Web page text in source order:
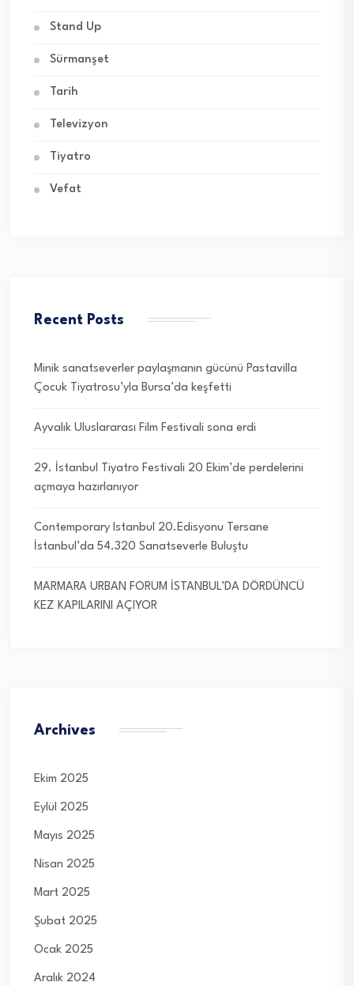
Stand Up
Sürmanşet
Tarih
Televizyon
Tiyatro
Vefat
Recent Posts
Minik sanatseverler paylaşmanın gücünü Pastavilla
Çocuk Tiyatrosu’yla Bursa’da keşfetti
Ayvalık Uluslararası Film Festivali sona erdi
29. İstanbul Tiyatro Festivali 20 Ekim’de perdelerini
açmaya hazırlanıyor
Contemporary Istanbul 20.Edisyonu Tersane
İstanbul’da 54.320 Sanatseverle Buluştu
MARMARA URBAN FORUM İSTANBUL’DA DÖRDÜNCÜ
KEZ KAPILARINI AÇIYOR
Archives
Ekim 2025
Eylül 2025
Mayıs 2025
Nisan 2025
Mart 2025
Şubat 2025
Ocak 2025
Aralık 2024